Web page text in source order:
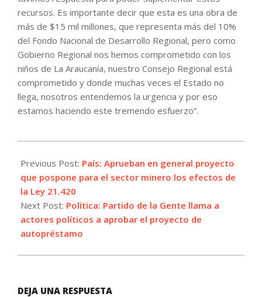
recursos. Es importante decir que esta es una obra de
más de $15 mil millones, que representa más del 10%
del Fondo Nacional de Desarrollo Regional, pero como
Gobierno Regional nos hemos comprometido con los
niños de La Araucanía, nuestro Consejo Regional está
comprometido y donde muchas veces el Estado no
llega, nosotros entendemos la urgencia y por eso
estamos haciendo este tremendo esfuerzo”.
12-
22
Previous Post: País: Aprueban en general proyecto
que pospone para el sector minero los efectos de
la Ley 21.420
Next Post: Política: Partido de la Gente llama a
actores políticos a aprobar el proyecto de
autopréstamo
DEJA UNA RESPUESTA